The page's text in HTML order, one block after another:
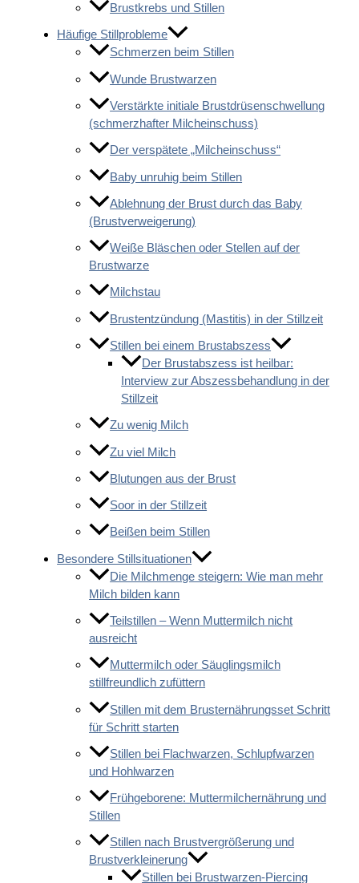
Brustkrebs und Stillen
Häufige Stillprobleme
Schmerzen beim Stillen
Wunde Brustwarzen
Verstärkte initiale Brustdrüsenschwellung
(schmerzhafter Milcheinschuss)
Der verspätete „Milcheinschuss“
Baby unruhig beim Stillen
Ablehnung der Brust durch das Baby
(Brustverweigerung)
Weiße Bläschen oder Stellen auf der
Brustwarze
Milchstau
Brustentzündung (Mastitis) in der Stillzeit
Stillen bei einem Brustabszess
Der Brustabszess ist heilbar:
Interview zur Abszessbehandlung in der
Stillzeit
Zu wenig Milch
Zu viel Milch
Blutungen aus der Brust
Soor in der Stillzeit
Beißen beim Stillen
Besondere Stillsituationen
Die Milchmenge steigern: Wie man mehr
Milch bilden kann
Teilstillen – Wenn Muttermilch nicht
ausreicht
Muttermilch oder Säuglingsmilch
stillfreundlich zufüttern
Stillen mit dem Brusternährungsset Schritt
für Schritt starten
Stillen bei Flachwarzen, Schlupfwarzen
und Hohlwarzen
Frühgeborene: Muttermilchernährung und
Stillen
Stillen nach Brustvergrößerung und
Brustverkleinerung
Stillen bei Brustwarzen-Piercing